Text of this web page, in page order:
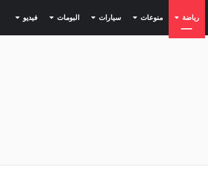
رياضة (current) منوعات (current) سيارات (current) البومات (current) فيديو (current)